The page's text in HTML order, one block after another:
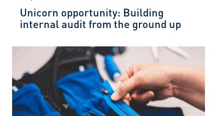
Unicorn opportunity: Building
internal audit from the ground up